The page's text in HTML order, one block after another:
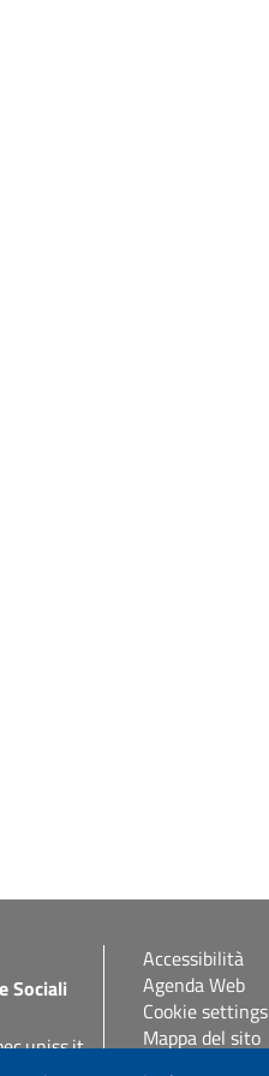
Sociali
Accessibilità
Agenda Web
Cookie settings
Mappa del sito